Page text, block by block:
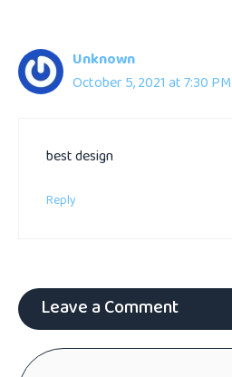
Unknown
October 5, 2021 at 7:30 PM
best design
Reply
Leave a Comment
Comment